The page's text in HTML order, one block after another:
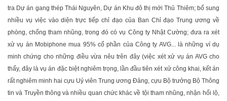
tra Dự án gang thép Thái Nguyên, Dự án Khu đô thị mới Thủ Thiêm; bổ sung
nhiều vụ việc vào diện trực tiếp chỉ đạo của Ban Chỉ đạo Trung ương về
phòng, chống tham nhũng, trong đó có vụ Công ty Nhật Cường; đưa ra xét
xử vụ án Mobiphone mua 95% cổ phần của Công ty AVG... là những ví dụ
minh chứng cho những điều vừa nêu trên đây (việc xét xử vụ án AVG cho
thấy, đây là vụ án đặc biệt nghiêm trọng, lần đầu tiên xét xử công khai, kết án
rất nghiêm minh hai cựu Uỷ viên Trung ương Đảng, cựu Bộ trưởng Bộ Thông
tin và Truyền thông và nhiều quan chức khác về tội tham nhũng, nhận hối lộ,